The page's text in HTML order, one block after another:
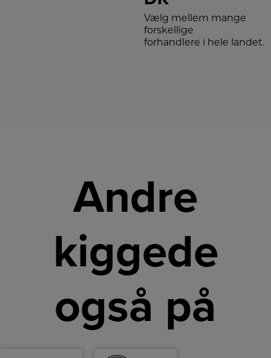
Vælg mellem mange
forskellige
forhandlere i hele landet.
Andre
kiggede
også på